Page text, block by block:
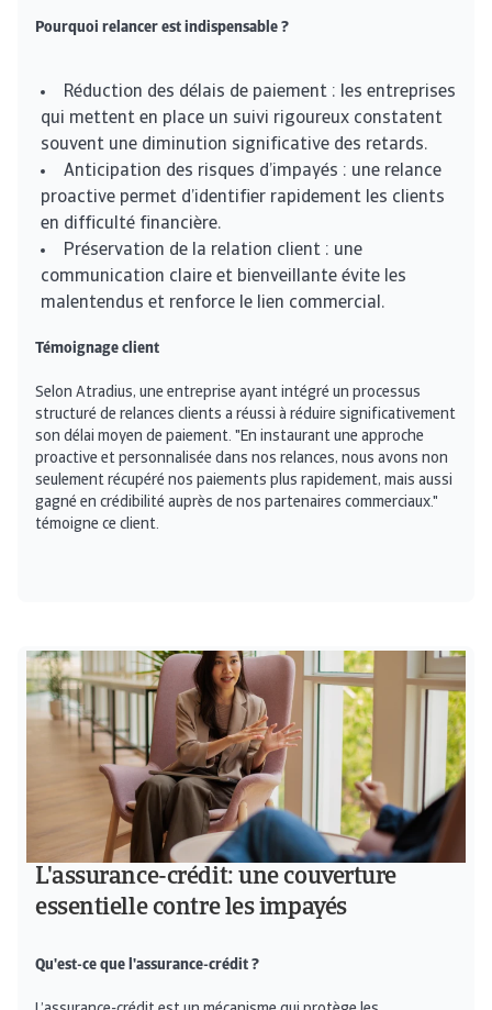
Pourquoi relancer est indispensable ?
Réduction des délais de paiement : les entreprises
qui mettent en place un suivi rigoureux constatent
souvent une diminution significative des retards.
Anticipation des risques d’impayés : une relance
proactive permet d’identifier rapidement les clients
en difficulté financière.
Préservation de la relation client : une
communication claire et bienveillante évite les
malentendus et renforce le lien commercial.
Témoignage client
Selon Atradius, une entreprise ayant intégré un processus
structuré de relances clients a réussi à réduire significativement
son délai moyen de paiement. "En instaurant une approche
proactive et personnalisée dans nos relances, nous avons non
seulement récupéré nos paiements plus rapidement, mais aussi
gagné en crédibilité auprès de nos partenaires commerciaux."
témoigne ce client.
L'assurance-crédit: une couverture
essentielle contre les impayés
Qu'est-ce que l'assurance-crédit ?